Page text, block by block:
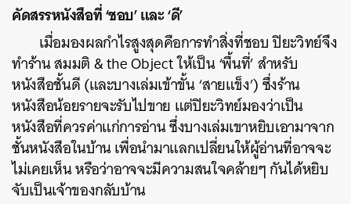
คัดสรรหนังสือที่ ‘ชอบ’ และ ‘ดี’
เมื่อมองผลกำไรสูงสุดคือการทำสิ่งที่ชอบ ปิยะวิทย์จึง
ทำร้าน สมมติ & the Object ให้เป็น ‘พื้นที่’ สำหรับ
หนังสือชั้นดี (และบางเล่มเข้าขั้น ‘สายแข็ง’) ซึ่งร้าน
หนังสือน้อยรายจะรับไปขาย แต่ปิยะวิทย์มองว่าเป็น
หนังสือที่ควรค่าแก่การอ่าน ซึ่งบางเล่มเขาหยิบเอามาจาก
ชั้นหนังสือในบ้าน เพื่อนำมาแลกเปลี่ยนให้ผู้อ่านที่อาจจะ
ไม่เคยเห็น หรือว่าอาจจะมีความสนใจคล้ายๆ กันได้หยิบ
จับเป็นเจ้าของกลับบ้าน